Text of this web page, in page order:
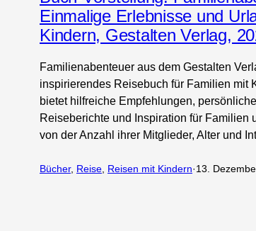
Einmalige Erlebnisse und
Kindern, Gestalten Verlag,
Familienabenteuer aus dem Gestalten
inspirierendes Reisebuch für Familien mit
bietet hilfreiche Empfehlungen, persönliche
Reiseberichte und Inspiration für Familien
von der Anzahl ihrer Mitglieder, Alter und
Bücher, Reise Reisen mit Kindern·13.